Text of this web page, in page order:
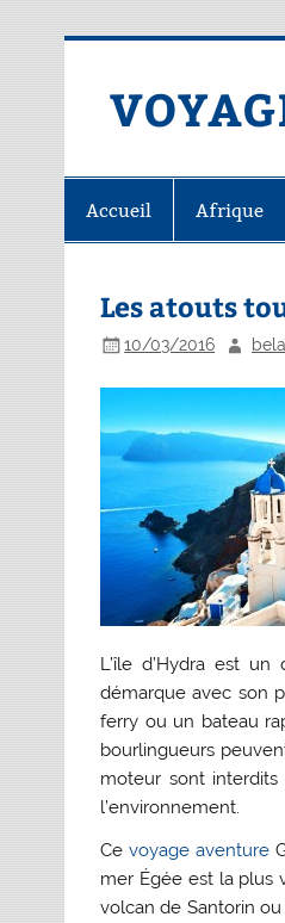
Accueil Afrique
Les atouts
10/03/2016
L’île d’Hydra est
démarque avec son
ferry ou un bateau
bourlingueurs
moteur sont interdits
l’environnement.
Cevoyage aventure
mer Égée est la plus
volcan de Santorin